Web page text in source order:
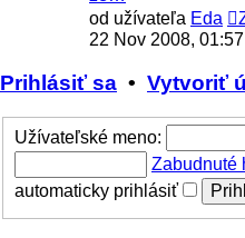
od užívateľa Eda
22 Nov 2008, 01:57
Prihlásiť sa • Vytvoriť
Užívateľské meno:
Zabudnuté
automaticky prihlásiť